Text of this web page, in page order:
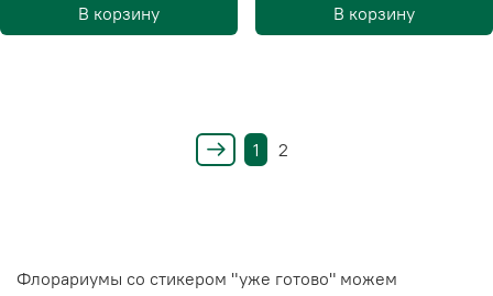
В корзину
В корзину
1 2
Флорариумы со стикером "уже готово" можем